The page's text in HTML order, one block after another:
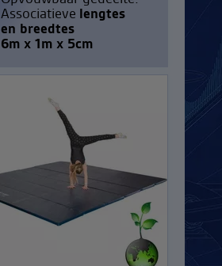
Associatieve lengtes
en breedtes
6m x 1m x 5cm